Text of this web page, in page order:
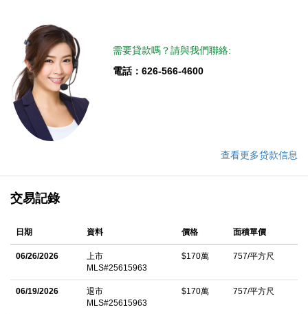
需要貸款嗎？請與我們聯絡:
電話：626-566-4600
查看更多贷款信息
交易記錄
日期 資料 價格 面積單價
06/26/2026
上市
MLS#25615963
$170萬 757/平方尺
06/19/2026
退市
MLS#25615963
$170萬 757/平方尺